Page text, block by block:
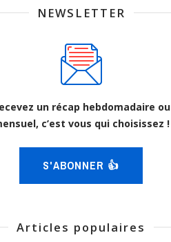
NEWSLETTER
un récap hebdomadaire ou
c’est vous qui choisissez !
S'ABONNER 👍
Articles populaires